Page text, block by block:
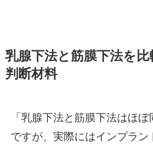
乳腺下法と筋膜下法を
判断材料
「乳腺下法と筋膜下法はほ
ですが、実際にはインプラン